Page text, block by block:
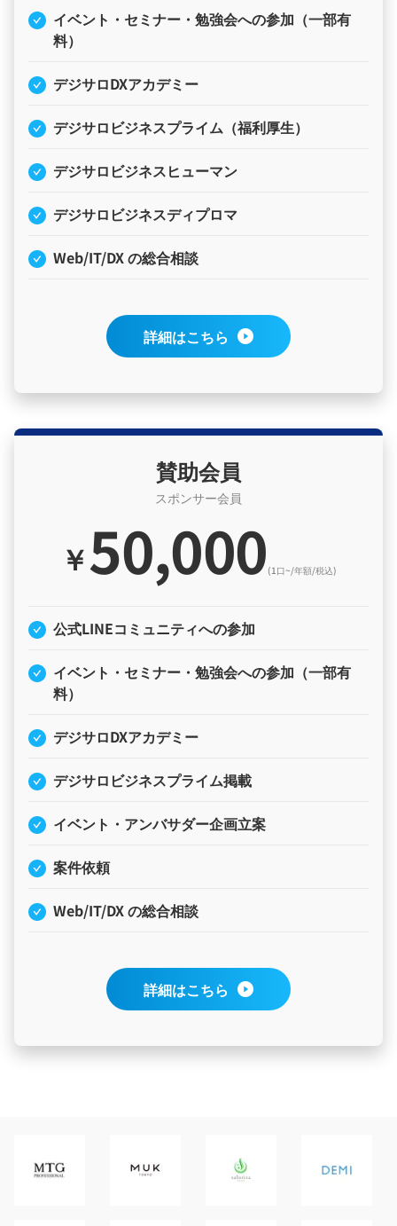
イベント・セミナー・勉強会への参加（一部有
料）
デジサロDXアカデミー
デジサロビジネスプライム（福利厚生）
デジサロビジネスヒューマン
デジサロビジネスディプロマ
Web/IT/DX の総合相談
詳細はこちら
賛助会員
スポンサー会員
￥50,000 (1口~/年額/税込)
公式LINEコミュニティへの参加
イベント・セミナー・勉強会への参加（一部有
料）
デジサロDXアカデミー
デジサロビジネスプライム掲載
イベント・アンバサダー企画立案
案件依頼
Web/IT/DX の総合相談
詳細はこちら